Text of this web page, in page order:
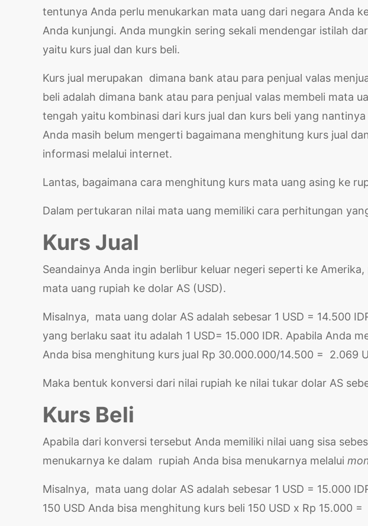
tentunya Anda perlu menukarkan mata uang dari negara Anda
Anda kunjungi. Anda mungkin sering sekali mendengar istilah
yaitu kurs jual dan kurs beli.
Kurs jual merupakan dimana bank atau para penjual valas
beli adalah dimana bank atau para penjual valas membeli mata
tengah yaitu kombinasi dari kurs jual dan kurs beli yang
Anda masih belum mengerti bagaimana menghitung kurs jual
informasi melalui internet.
Lantas, bagaimana cara menghitung kurs mata uang asing ke
Dalam pertukaran nilai mata uang memiliki cara perhitungan
Kurs Jual
Seandainya Anda ingin berlibur keluar negeri seperti ke
mata uang rupiah ke dolar AS (USD).
Misalnya, mata uang dolar AS adalah sebesar 1 USD = 14.500
yang berlaku saat itu adalah 1 USD= 15.000 IDR. Apabila Anda
Anda bisa menghitung kurs jual Rp 30.000.000/14.500 = 2.069
Maka bentuk konversi dari nilai rupiah ke nilai tukar dolar AS
Kurs Beli
Apabila dari konversi tersebut Anda memiliki nilai uang sisa
menukarnya ke dalam rupiah Anda bisa menukarnya melalui
Misalnya, mata uang dolar AS adalah sebesar 1 USD = 15.000
150 USD Anda bisa menghitung kurs beli 150 USD x Rp 15.000